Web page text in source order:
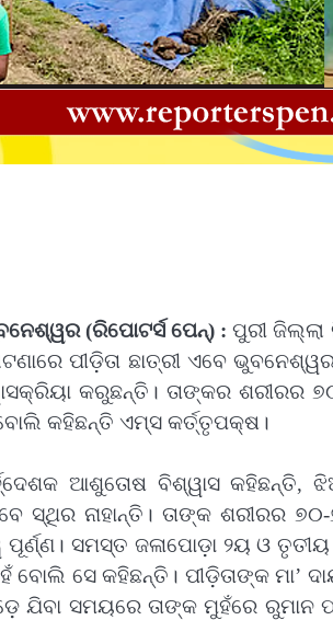
(ରିପୋଟର୍ସ ପେନ୍‌) :ପୁରୀ
ପୀଡ଼ିତା ଛାତ୍ରୀ ଏବେ
କରୁଛନ୍ତି। ତାଙ୍କର ଶରୀରର
କହିଛନ୍ତି ଏମ୍ସ କର୍ତ୍ତୃପକ୍ଷ।
ଆଶୁତୋଷ ବିଶ୍ୱାସ
ସ୍ଥିର ନାହାନ୍ତି। ତାଙ୍କ ଶରୀରର
ସମସ୍ତ ଜଳାପୋଡ଼ା ୨ୟ ଓ
ସେ କହିଛନ୍ତି। ପୀଡ଼ିତାଙ୍କ ମା’
ଯିବା ସମୟରେ ତାଙ୍କ ମୁହଁରେ